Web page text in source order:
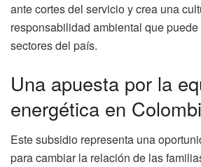
ante cortes del servicio y crea una
responsabilidad ambiental que
sectores del país.
Una apuesta por la
energética en
Este subsidio representa una
para cambiar la relación de las